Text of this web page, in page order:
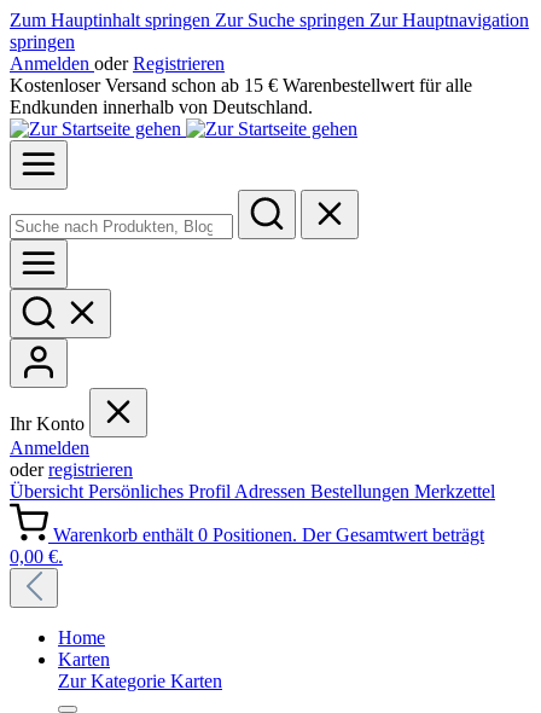
Zum Hauptinhalt springen Zur Suche springen Zur Hauptnavigation
springen
Anmelden oder Registrieren
Kostenloser Versand schon ab 15 € Warenbestellwert für alle
Endkunden innerhalb von Deutschland.
Ihr Konto
Anmelden
oderregistrieren
Übersicht Persönliches Profil Adressen Bestellungen Merkzettel
Warenkorb enthält 0 Positionen. Der Gesamtwert beträgt
0,00 €.
Home
Karten
Zur Kategorie Karten